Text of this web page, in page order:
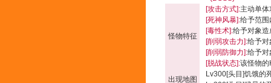
怪物特征
[攻击方式]:主动单体
[死神风暴]:给予范
[毒性术]:给予对象
[削弱攻击力]:给予对
[削弱防御力]:给予对
[脱战状态]:该怪物
出现地图
Lv300[头目]饥饿的